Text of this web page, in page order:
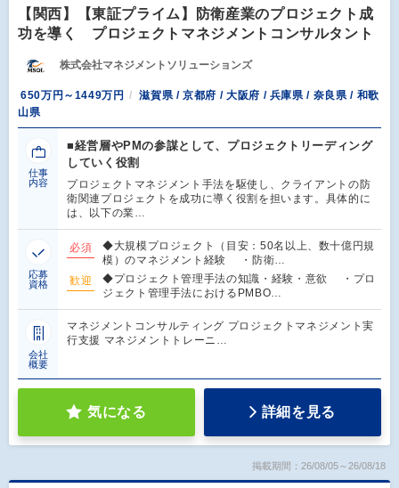
【関西】【東証プライム】防衛産業のプロジェクト成
功を導く プロジェクトマネジメントコンサルタント
株式会社マネジメントソリューションズ
650万円～1449万円
滋賀県 / 京都府 / 大阪府 / 兵庫県 / 奈良県 / 和歌
山県
仕事
内容
■経営層やPMの参謀として、プロジェクトリーディング
していく役割
プロジェクトマネジメント手法を駆使し、クライアントの防
衛関連プロジェクトを成功に導く役割を担います。具体的に
は、以下の業…
応募
資格
必須
◆大規模プロジェクト（目安：50名以上、数十億円規
模）のマネジメント経験 ・防衛…
歓迎
◆プロジェクト管理手法の知識・経験・意欲 ・プロ
ジェクト管理手法におけるPMBO…
会社
概要
マネジメントコンサルティング プロジェクトマネジメント実
行支援 マネジメントトレーニ…
気になる 詳細を見る
掲載期間：26/08/05～26/08/18